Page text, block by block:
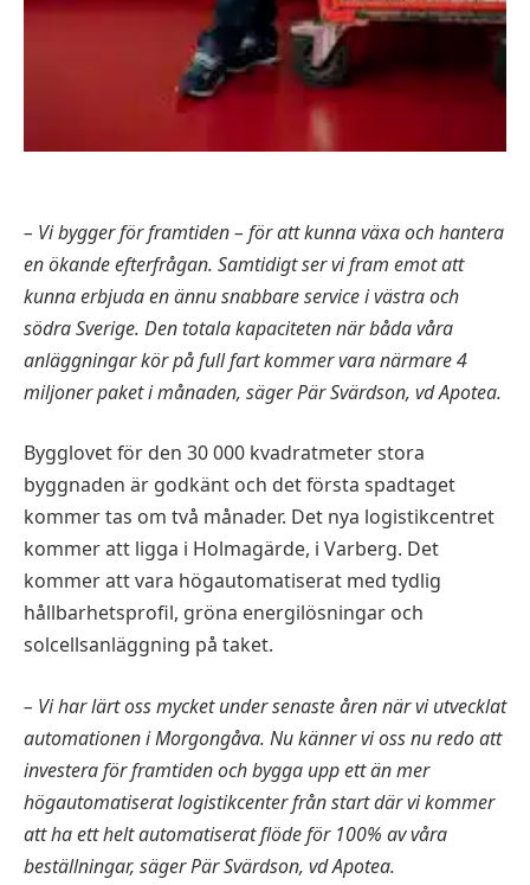
– Vi bygger för framtiden – för att kunna växa och hantera
en ökande efterfrågan. Samtidigt ser vi fram emot att
kunna erbjuda en ännu snabbare service i västra och
södra Sverige. Den totala kapaciteten när båda våra
anläggningar kör på full fart kommer vara närmare 4
miljoner paket i månaden, säger Pär Svärdson, vd Apotea.
Bygglovet för den 30 000 kvadratmeter stora
byggnaden är godkänt och det första spadtaget
kommer tas om två månader. Det nya logistikcentret
kommer att ligga i Holmagärde, i Varberg. Det
kommer att vara högautomatiserat med tydlig
hållbarhetsprofil, gröna energilösningar och
solcellsanläggning på taket.
– Vi har lärt oss mycket under senaste åren när vi utvecklat
automationen i Morgongåva. Nu känner vi oss nu redo att
investera för framtiden och bygga upp ett än mer
högautomatiserat logistikcenter från start där vi kommer
att ha ett helt automatiserat flöde för 100% av våra
beställningar, säger Pär Svärdson, vd Apotea.